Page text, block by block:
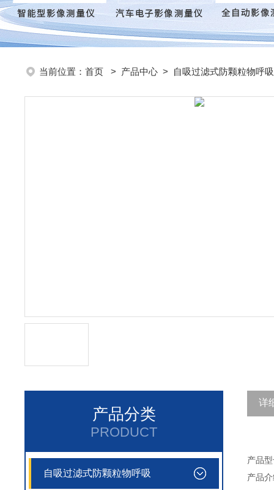
当前位置： 首页 > 产品中心 > 自吸过滤式防颗粒物呼吸
产品分类
PRODUCT
自吸过滤式防颗粒物呼吸
详
产品
产品